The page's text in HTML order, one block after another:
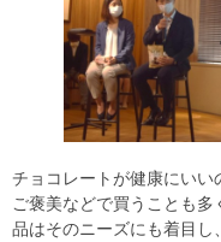
チョコレートが健康にい
ご褒美などで買うことも
品はそのニーズにも着目し